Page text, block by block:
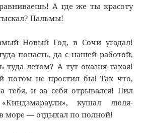
А где же ты красоту
Пальмы!
Новый Год, в Сочи угадал!
попасть, да с нашей работой,
туда летом? А тут оказия такая!
потом не простил бы! Так что,
тебя, и за себя отрывался! Пил
«Киндзмараули», кушал люля-
в море — отдыхал по полной!